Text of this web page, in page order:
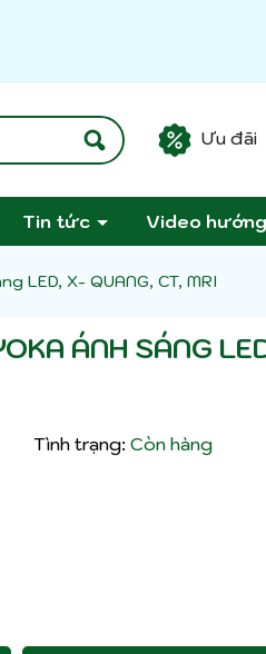
Ưu đãi
Tin tức Video
LED, X- QUANG, CT, MRI
ÁNH SÁNG
Tình trạng: Còn hàng